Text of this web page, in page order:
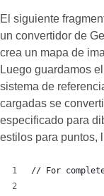
El siguiente
un convertidor de
crea un mapa de
Luego guardamos
sistema de
cargadas se
especificado para
estilos para puntos,
// For